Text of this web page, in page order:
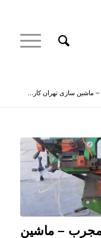
ماشین سازی تهران کار...
مجرب – ماشین